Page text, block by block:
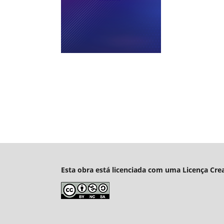
Esta obra está licenciada com uma Licença